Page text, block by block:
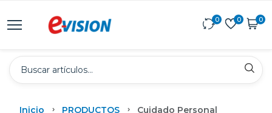
0 0 0
Inicio PRODUCTOS Cuidado Personal